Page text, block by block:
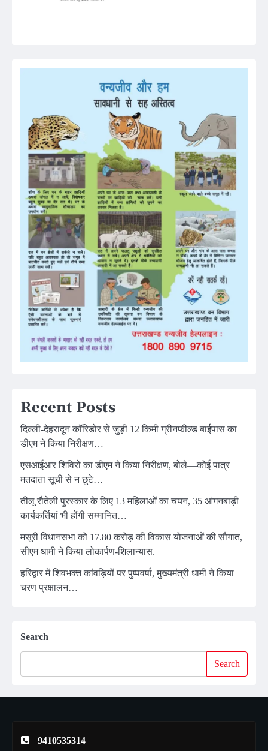
Recent Posts
दिल्ली-देहरादून कॉरिडोर से जुड़ी 12 किमी ग्रीनफील्ड बाईपास का
डीएम ने किया निरीक्षण…
एसआईआर शिविरों का डीएम ने किया निरीक्षण, बोले—कोई पात्र
मतदाता सूची से न छूटे…
तीलू रौतेली पुरस्कार के लिए 13 महिलाओं का चयन, 35 आंगनबाड़ी
कार्यकर्तियां भी होंगी सम्मानित…
मसूरी विधानसभा को 17.80 करोड़ की विकास योजनाओं की सौगात,
सीएम धामी ने किया लोकार्पण-शिलान्यास.
हरिद्वार में शिवभक्त कांवड़ियों पर पुष्पवर्षा, मुख्यमंत्री धामी ने किया
चरण प्रक्षालन…
Search
Search
9410535314